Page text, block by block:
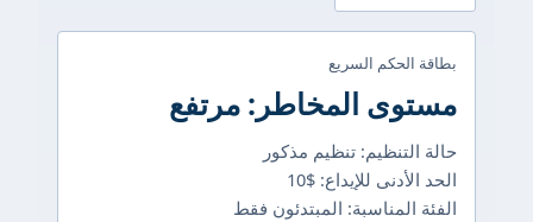
بطاقة الحكم السريع
مستوى المخاطر: مرتفع
حالة التنظيم: تنظيم مذكور
الحد الأدنى للإيداع: $10
الفئة المناسبة: المبتدئون فقط